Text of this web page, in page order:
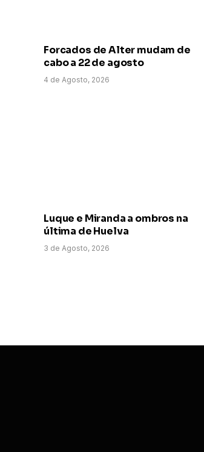
Forcados de Alter mudam de
cabo a 22 de agosto
4 de Agosto, 2026
Luque e Miranda a ombros na
última de Huelva
3 de Agosto, 2026